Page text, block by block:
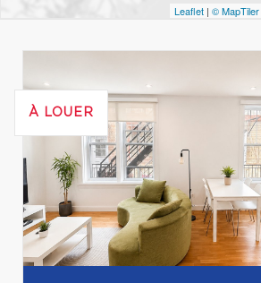
Leaflet | © MapTiler
À LOUER